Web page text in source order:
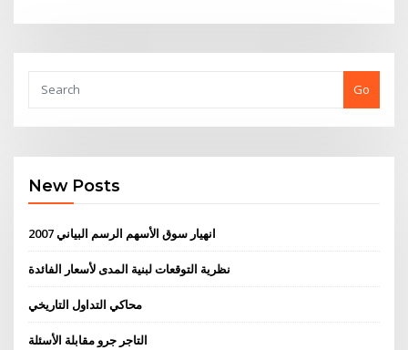
Go
New Posts
2007 انهيار سوق الأسهم الرسم البياني
نظرية التوقعات لبنية المدى لأسعار الفائدة
محاكي التداول التاريخي
التاجر جرو مقابلة الأسئلة